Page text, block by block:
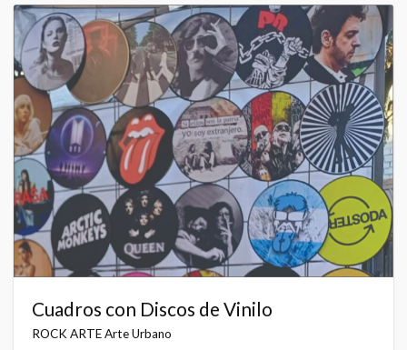
Cuadros con Discos de Vinilo
ROCK ARTE Arte Urbano